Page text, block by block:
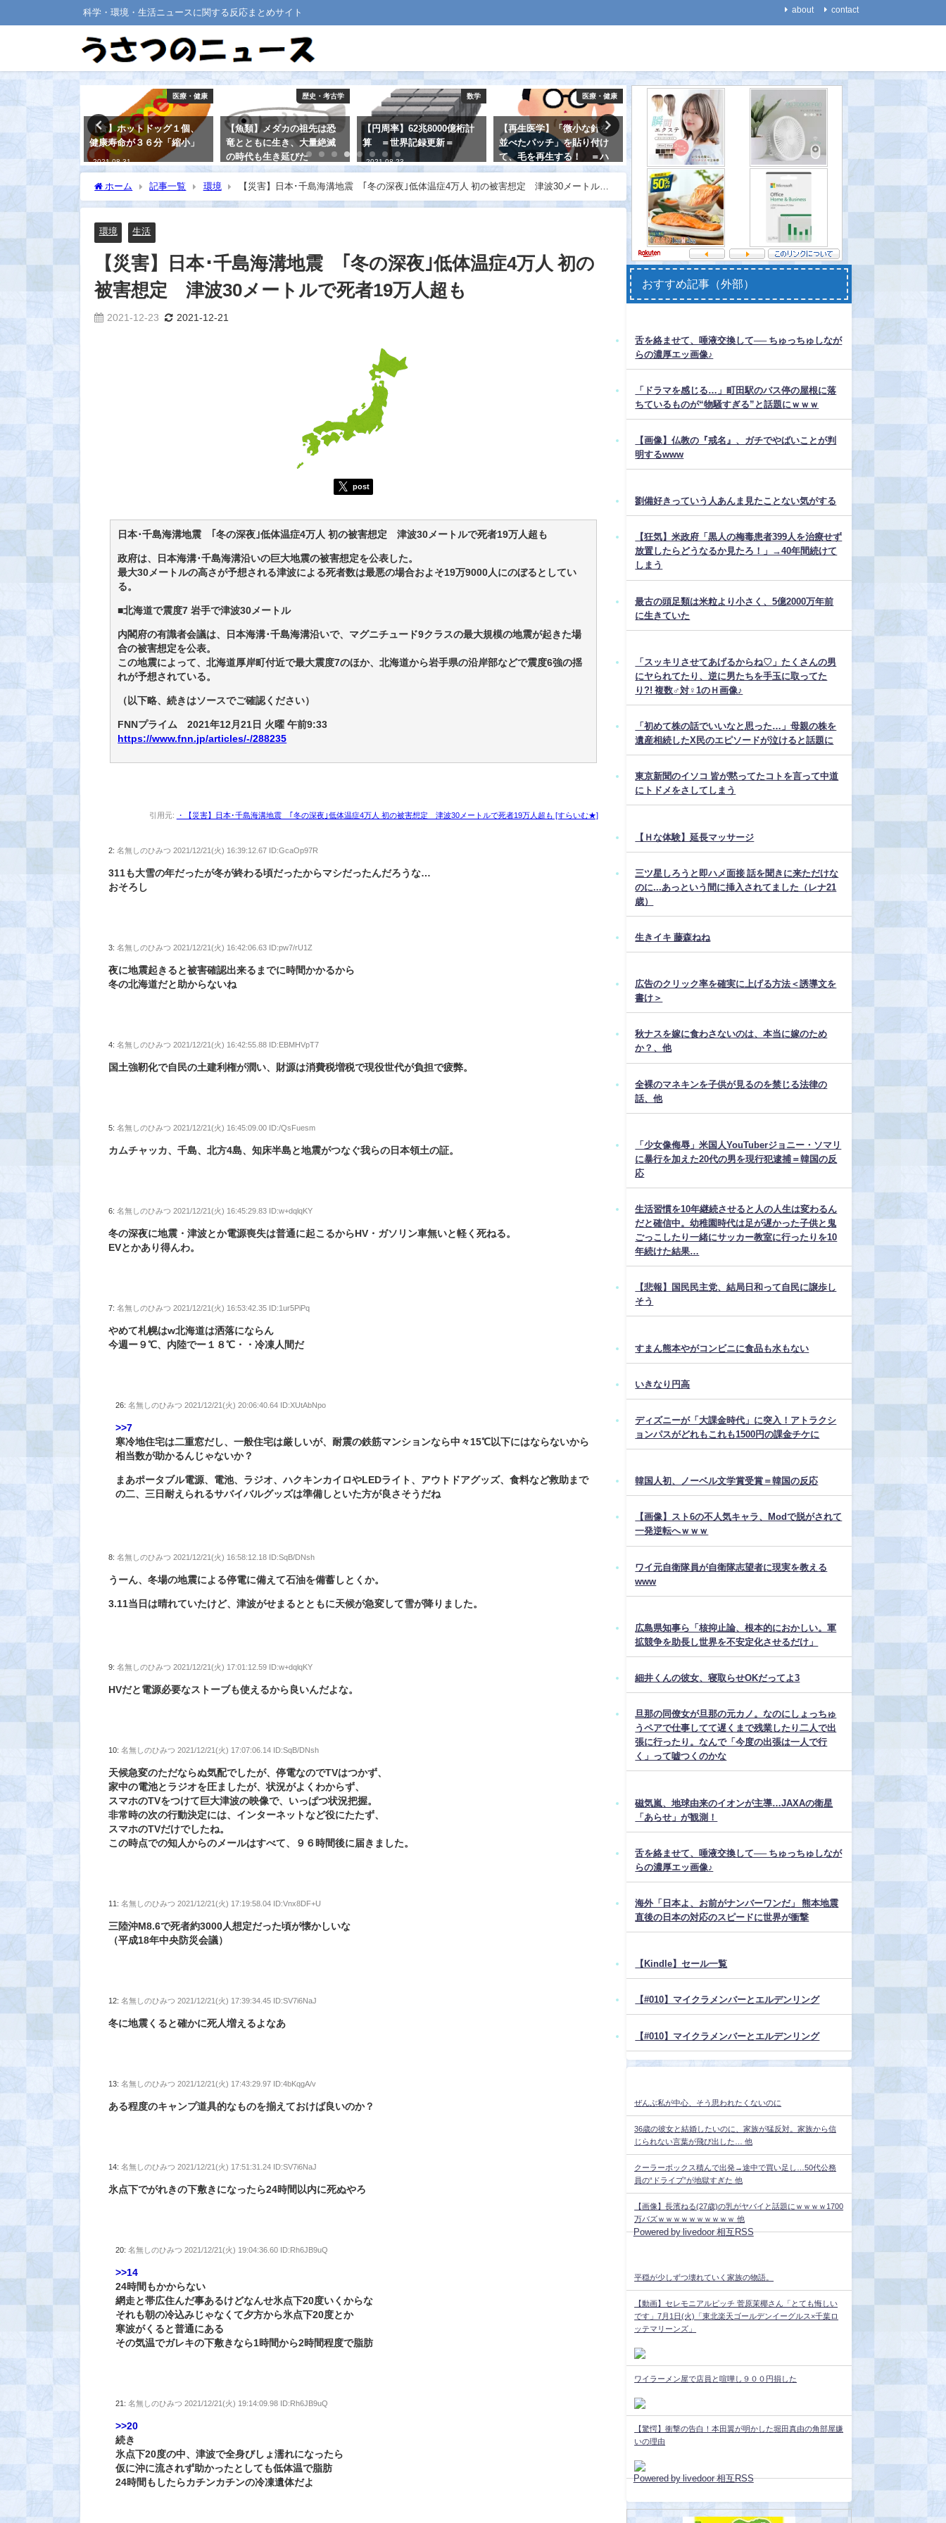
科学・環境・生活ニュースに関する反応まとめサイト about contact
医療・健康
【食】ホットドッグ１個、
健康寿命が３６分「縮小」
2021-08-31
歴史・考古学
【魚類】メダカの祖先は恐
竜とともに生き、大量絶滅
の時代も生き延びた
数学
【円周率】62兆8000億桁計
算 ＝世界記録更新＝
2021-08-23
医療・健康
【再生医学】「微小な針を
並べたパッチ」を貼り付け
て、毛を再生する！ ＝ハ
ゲの治療法開発＝
2021-08-15
【動物】ネコは他の動物と
違って「エサを得るために
働く」ことを避ける傾向が
ある
2021-08-20
【能力】外国語の学習で音
楽力が向上する！～「共通
の脳回路」で互いに影響し
あう～
2021-08-14
ホーム 記事一覧 環境
【災害】日本･千島海溝地震 ｢冬の深夜｣低体温症4万人 初の被害想定 津波30メートルで
死者19万人超も
環境 生活
【災害】日本･千島海溝地震 ｢冬の深夜｣低体温症4万人 初の
被害想定 津波30メートルで死者19万人超も
2021-12-23 2021-12-21
post
日本･千島海溝地震 ｢冬の深夜｣低体温症4万人 初の被害想定 津波30メートルで死者19万人超も
政府は、日本海溝･千島海溝沿いの巨大地震の被害想定を公表した。
最大30メートルの高さが予想される津波による死者数は最悪の場合およそ19万9000人にのぼるとしてい
る。
■北海道で震度7 岩手で津波30メートル
内閣府の有識者会議は、日本海溝･千島海溝沿いで、マグニチュード9クラスの最大規模の地震が起きた場
合の被害想定を公表。
この地震によって、北海道厚岸町付近で最大震度7のほか、北海道から岩手県の沿岸部などで震度6強の揺
れが予想されている。
（以下略、続きはソースでご確認ください）
FNNプライム 2021年12月21日 火曜 午前9:33
https://www.fnn.jp/articles/-/288235
引用元: ・【災害】日本･千島海溝地震 ｢冬の深夜｣低体温症4万人 初の被害想定 津波30メートルで死者19万人超も [すらいむ★]
2:名無しのひみつ 2021/12/21(火) 16:39:12.67 ID:GcaOp97R
311も大雪の年だったが冬が終わる頃だったからマシだったんだろうな…
おそろし
3:名無しのひみつ 2021/12/21(火) 16:42:06.63 ID:pw7/rU1Z
夜に地震起きると被害確認出来るまでに時間かかるから
冬の北海道だと助からないね
4:名無しのひみつ 2021/12/21(火) 16:42:55.88 ID:EBMHVpT7
国土強靭化で自民の土建利権が潤い、財源は消費税増税で現役世代が負担で疲弊。
5:名無しのひみつ 2021/12/21(火) 16:45:09.00 ID:/QsFuesm
カムチャッカ、千島、北方4島、知床半島と地震がつなぐ我らの日本領土の証。
6:名無しのひみつ 2021/12/21(火) 16:45:29.83 ID:w+dqlqKY
冬の深夜に地震・津波とか電源喪失は普通に起こるからHV・ガソリン車無いと軽く死ねる。
EVとかあり得んわ。
7:名無しのひみつ 2021/12/21(火) 16:53:42.35 ID:1ur5PiPq
やめて札幌はw北海道は洒落にならん
今週ー９℃、内陸でー１８℃・・冷凍人間だ
26:名無しのひみつ 2021/12/21(火) 20:06:40.64 ID:XUtAbNpo
>>7
寒冷地住宅は二重窓だし、一般住宅は厳しいが、耐震の鉄筋マンションなら中々15℃以下にはならないから
相当数が助かるんじゃないか？
まあポータブル電源、電池、ラジオ、ハクキンカイロやLEDライト、アウトドアグッズ、食料など救助まで
の二、三日耐えられるサバイバルグッズは準備しといた方が良さそうだね
8:名無しのひみつ 2021/12/21(火) 16:58:12.18 ID:SqB/DNsh
うーん、冬場の地震による停電に備えて石油を備蓄しとくか。
3.11当日は晴れていたけど、津波がせまるとともに天候が急変して雪が降りました。
9:名無しのひみつ 2021/12/21(火) 17:01:12.59 ID:w+dqlqKY
HVだと電源必要なストーブも使えるから良いんだよな。
10:名無しのひみつ 2021/12/21(火) 17:07:06.14 ID:SqB/DNsh
天候急変のただならぬ気配でしたが、停電なのでTVはつかず、
家中の電池とラジオを圧ましたが、状況がよくわからず、
スマホのTVをつけて巨大津波の映像で、いっぱつ状況把握。
非常時の次の行動決定には、インターネットなど役にたたず、
スマホのTVだけでしたね。
この時点での知人からのメールはすべて、９６時間後に届きました。
11:名無しのひみつ 2021/12/21(火) 17:19:58.04 ID:Vnx8DF+U
三陸沖M8.6で死者約3000人想定だった頃が懐かしいな
（平成18年中央防災会議）
12:名無しのひみつ 2021/12/21(火) 17:39:34.45 ID:SV7i6NaJ
冬に地震くると確かに死人増えるよなあ
13:名無しのひみつ 2021/12/21(火) 17:43:29.97 ID:4bKqgA/v
ある程度のキャンプ道具的なものを揃えておけば良いのか？
14:名無しのひみつ 2021/12/21(火) 17:51:31.24 ID:SV7i6NaJ
氷点下でがれきの下敷きになったら24時間以内に死ぬやろ
20:名無しのひみつ 2021/12/21(火) 19:04:36.60 ID:Rh6JB9uQ
>>14
24時間もかからない
網走と帯広住んだ事あるけどなんせ氷点下20度いくからな
それも朝の冷込みじゃなくて夕方から氷点下20度とか
寒波がくると普通にある
その気温でガレキの下敷きなら1時間から2時間程度で脂肪
21:名無しのひみつ 2021/12/21(火) 19:14:09.98 ID:Rh6JB9uQ
>>20
続き
氷点下20度の中、津波で全身びしょ濡れになったら
仮に沖に流されず助かったとしても低体温で脂肪
24時間もしたらカチンカチンの冷凍遺体だよ
おすすめ記事（外部）
舌を絡ませて、唾液交換して── ちゅっちゅしなが
らの濃厚エッ画像♪
「ドラマを感じる…」町田駅のバス停の屋根に落
ちているものが“物騒すぎる”と話題にｗｗｗ
【画像】仏教の『戒名』、ガチでやばいことが判
明するwww
劉備好きっていう人あんま見たことない気がする
【狂気】米政府「黒人の梅毒患者399人を治療せず
放置したらどうなるか見たろ！」→40年間続けて
しまう
最古の頭足類は米粒より小さく、5億2000万年前
に生きていた
「スッキリさせてあげるからね♡」たくさんの男
にヤられてたり、逆に男たちを手玉に取ってた
り?! 複数♂対♀1のＨ画像♪
「初めて株の話でいいなと思った…」母親の株を
遺産相続したX民のエピソードが泣けると話題に
東京新聞のイソコ 皆が黙ってたコトを言って中道
にトドメをさしてしまう
【Ｈな体験】延長マッサージ
三ツ星しろうと即ハメ面接 話を聞きに来ただけな
のに...あっという間に挿入されてました（レナ21
歳）
生きイキ 藤森ねね
広告のクリック率を確実に上げる方法＜誘導文を
書け＞
秋ナスを嫁に食わさないのは、本当に嫁のため
か？、他
全裸のマネキンを子供が見るのを禁じる法律の
話、他
「少女像侮辱」米国人YouTuberジョニー・ソマリ
に暴行を加えた20代の男を現行犯逮捕＝韓国の反
応
生活習慣を10年継続させると人の人生は変わるん
だと確信中。幼稚園時代は足が遅かった子供と鬼
ごっこしたり一緒にサッカー教室に行ったりを10
年続けた結果…
【悲報】国民民主党、結局日和って自民に譲歩し
そう
すまん熊本やがコンビニに食品も水もない
いきなり円高
ディズニーが「大課金時代」に突入！アトラクシ
ョンパスがどれもこれも1500円の課金チケに
韓国人初、ノーベル文学賞受賞＝韓国の反応
【画像】スト6の不人気キャラ、Modで脱がされて
一発逆転へｗｗｗ
ワイ元自衛隊員が自衛隊志望者に現実を教える
www
広島県知事ら「核抑止論、根本的におかしい。軍
拡競争を助長し世界を不安定化させるだけ」
細井くんの彼女、寝取らせOKだってよ3
旦那の同僚女が旦那の元カノ。なのにしょっちゅ
うペアで仕事してて遅くまで残業したり二人で出
張に行ったり。なんで「今度の出張は一人で行
く」って嘘つくのかな
磁気嵐、地球由来のイオンが主導…JAXAの衛星
「あらせ」が観測！
舌を絡ませて、唾液交換して── ちゅっちゅしなが
らの濃厚エッ画像♪
海外「日本よ、お前がナンバーワンだ」 熊本地震
直後の日本の対応のスピードに世界が衝撃
【Kindle】セール一覧
【#010】マイクラメンバーとエルデンリング
【#010】マイクラメンバーとエルデンリング
ぜんぶ私が中心、そう思われたくないのに
36歳の彼女と結婚したいのに、家族が猛反対。家族から信
じられない言葉が飛び出した… 他
クーラーボックス積んで出発→途中で買い足し…50代公務
員の“ドライブ”が地獄すぎた 他
【画像】長濱ねる(27歳)の乳がヤバイと話題にｗｗｗｗ1700
万バズｗｗｗｗｗｗｗｗｗｗ 他
Powered by livedoor 相互RSS
平穏が少しずつ壊れていく家族の物語。
【動画】セレモニアルピッチ 菅原茉椰さん「とても悔しい
です」7月1日(火)「東北楽天ゴールデンイーグルス×千葉ロ
ッテマリーンズ」
ワイラーメン屋で店員と喧嘩し９００円損した
【驚愕】衝撃の告白！本田翼が明かした堀田真由の角部屋嫌
いの理由
Powered by livedoor 相互RSS